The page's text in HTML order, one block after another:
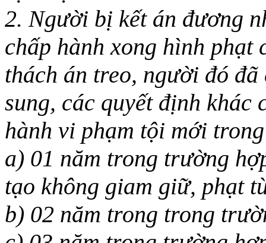
2. Người bị kết án đương
chấp hành xong hình
thách án treo, người đó
sung, các quyết định khác
hành vi phạm tội mới
a) 01 năm trong trường
tạo không giam giữ, phạt
b) 02 năm trong trong